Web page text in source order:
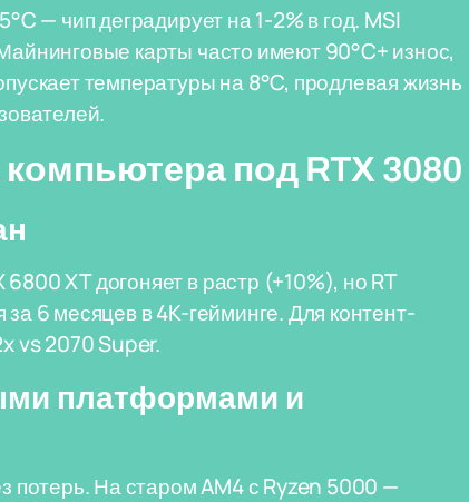
— чип деградирует на 1-2% в год. MSI
карты часто имеют 90°C+ износ,
температуры на 8°C, продлевая жизнь
под RTX 3080
XT догоняет в растр (+10%), но RT
6 месяцев в 4K-гейминге. Для контент-
vs 2070 Super.
платформами и
потерь. На старом AM4 с Ryzen 5000 —